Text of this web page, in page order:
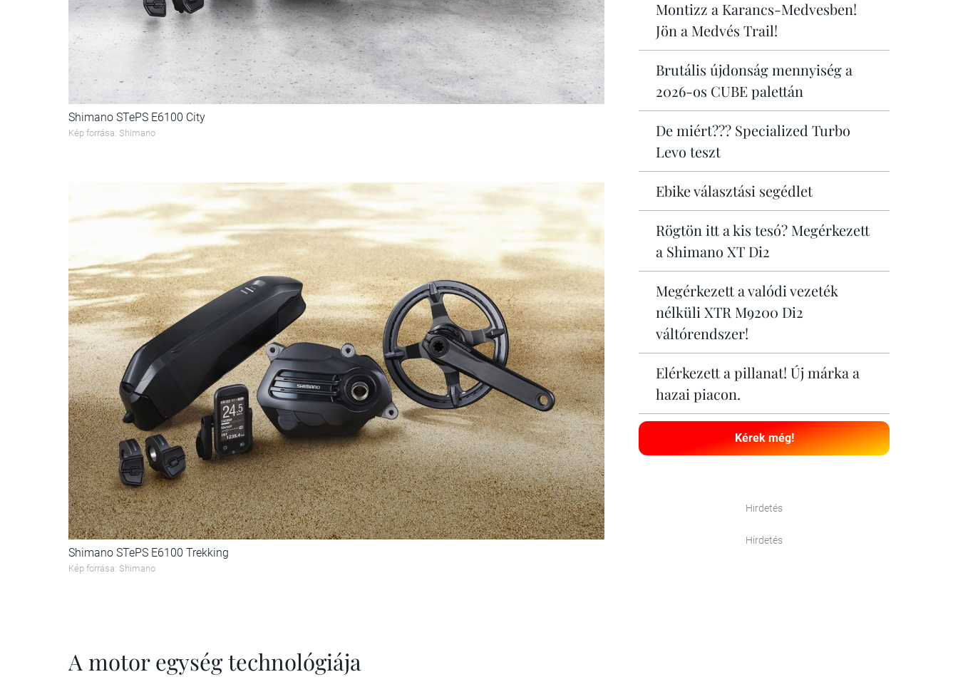
Shimano STePS E6100 City
Kép forrása: Shimano
Shimano STePS E6100 Trekking
Kép forrása: Shimano
A motor egység technológiája
Montizz a Karancs-Medvesben!
Jön a Medvés Trail!
Brutális újdonság mennyiség a
2026-os CUBE palettán
De miért??? Specialized Turbo
Levo teszt
Ebike választási segédlet
Rögtön itt a kis tesó? Megérkezett
a Shimano XT Di2
Megérkezett a valódi vezeték
nélküli XTR M9200 Di2
váltórendszer!
Elérkezett a pillanat! Új márka a
hazai piacon.
Kérek még!
Hirdetés
Hirdetés